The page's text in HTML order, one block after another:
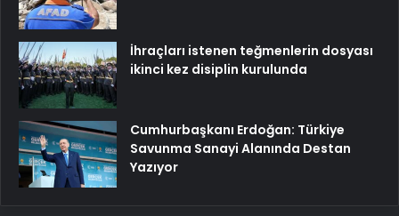
İhraçları istenen teğmenlerin dosyası
ikinci kez disiplin kurulunda
Cumhurbaşkanı Erdoğan: Türkiye
Savunma Sanayi Alanında Destan
Yazıyor